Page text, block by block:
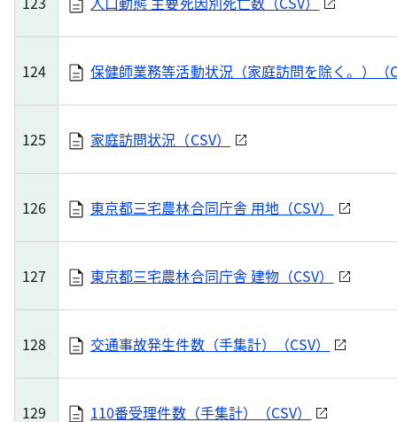
124 保健師業務等活動状況（家庭訪問を除く。）（
125 家庭訪問状況（CSV）
126 東京都三宅農林合同庁舎 用地（CSV）
127 東京都三宅農林合同庁舎 建物（CSV）
128 交通事故発生件数（手集計）（CSV）
129 110番受理件数（手集計）（CSV）